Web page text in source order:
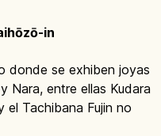
in
donde se exhiben joyas
Nara, entre ellas Kudara
el Tachibana Fujin no